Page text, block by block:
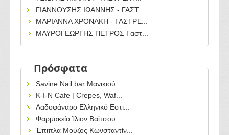
ΓΙΑΝΝΟΥΣΗΣ ΙΩΑΝΝΗΣ - ΓΑΣΤ...
ΜΑΡΙΑΝΝΑ ΧΡΟΝΑΚΗ - ΓΑΣΤΡΕ...
ΜΑΥΡΟΓΕΩΡΓΗΣ ΠΕΤΡΟΣ Γαστ...
Πρόσφατα
Savine Nail bar Μανικιού...
Κ-Ι-Ν Cafe | Crepes, Waf...
Λαδοφάναρο Ελληνικό Εστι...
Φαρμακείο Ίλιον Βαϊτσου ...
Έπιπλα Μούζος Κωνσταντίν...